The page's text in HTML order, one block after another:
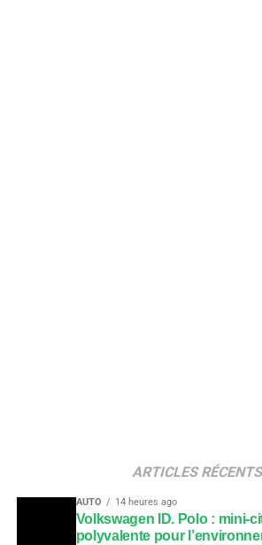
ARTICLES
AUTO 14 heures ago
Volkswagen ID. Polo : mini-
polyvalente pour